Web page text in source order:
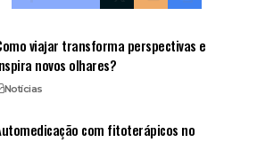
viajar transforma perspectivas e
novos olhares?
Notícias
com fitoterápicos no